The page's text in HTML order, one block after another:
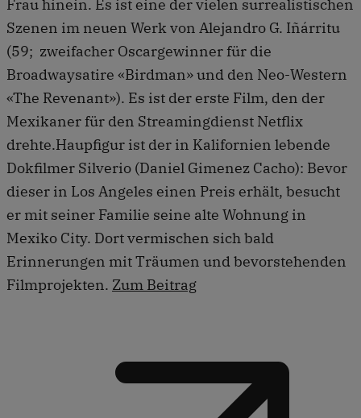
Frau hinein. Es ist eine der vielen surrealistischen
Szenen im neuen Werk von Alejandro G. Iñárritu
(59; zweifacher Oscargewinner für die
Broadwaysatire «Birdman» und den Neo-Western
«The Revenant»). Es ist der erste Film, den der
Mexikaner für den Streamingdienst Netflix
drehte.Haupfigur ist der in Kalifornien lebende
Dokfilmer Silverio (Daniel Gimenez Cacho): Bevor
dieser in Los Angeles einen Preis erhält, besucht
er mit seiner Familie seine alte Wohnung in
Mexiko City. Dort vermischen sich bald
Erinnerungen mit Träumen und bevorstehenden
Filmprojekten. Zum Beitrag